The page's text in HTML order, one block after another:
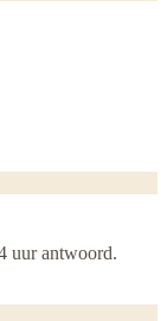
uur antwoord.